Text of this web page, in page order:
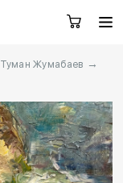
Заказать звонок
Туман Жумабаев →